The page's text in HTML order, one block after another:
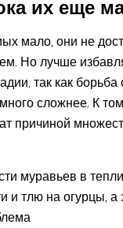
их еще
мало, они не
Но лучше
так как
сложнее. К
причиной
муравьев в
и тлю на огурцы, а